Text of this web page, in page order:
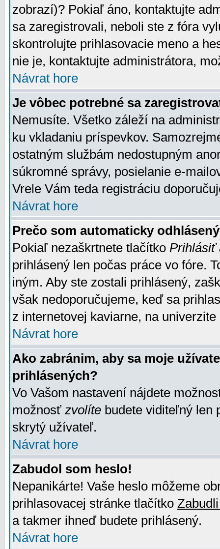
zobrazí)? Pokiaľ áno, kontaktujte
sa zaregistrovali, neboli ste z fóra
skontrolujte prihlasovacie meno a
nie je, kontaktujte administrátora,
Návrat hore
Je vôbec potrebné sa
Nemusíte. Všetko záleží na
ku vkladaniu príspevkov.
ostatným službám nedostupným
súkromné správy, posielanie e-
Vrele Vám teda registráciu
Návrat hore
Prečo som automaticky
Pokiaľ nezaškrtnete tlačítko Prihlásiť
prihlásený len počas práce vo fóre.
iným. Aby ste zostali prihlásený,
však nedoporučujeme, keď sa
z internetovej kaviarne, na univerzite
Návrat hore
Ako zabránim, aby sa moje
prihlásených?
Vo Vašom nastavení nájdete
možnosť zvolíte budete viditeľný len
skrytý užívateľ.
Návrat hore
Zabudol som heslo!
Nepanikárte! Vaše heslo môžeme
prihlasovacej stránke tlačítko
a takmer ihneď budete prihlásený.
Návrat hore